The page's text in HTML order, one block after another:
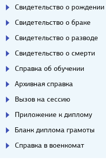
Свидетельство о рождении
Свидетельство о браке
Свидетельство о разводе
Свидетельство о смерти
Справка об обучении
Архивная справка
Вызов на сессию
Приложение к диплому
Бланк диплома грамоты
Справка в военкомат